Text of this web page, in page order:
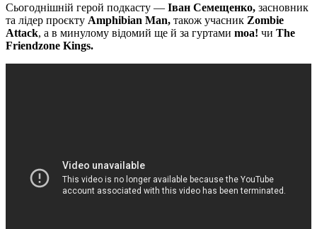
Сьогоднішній герой подкасту — Іван Семещенко, засновник
та лідер проєкту Amphibian Man, також учасник Zombie
Attack, а в минулому відомий ще й за гуртами moa! чи The
Friendzone Kings.